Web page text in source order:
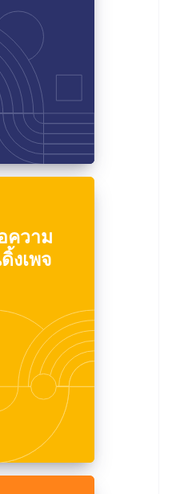
ความ
งเพจ